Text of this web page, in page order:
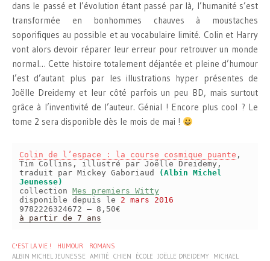
dans le passé et l’évolution étant passé par là, l’humanité s’est
transformée en bonhommes chauves à moustaches
soporifiques au possible et au vocabulaire limité. Colin et Harry
vont alors devoir réparer leur erreur pour retrouver un monde
normal… Cette histoire totalement déjantée et pleine d’humour
l’est d’autant plus par les illustrations hyper présentes de
Joëlle Dreidemy et leur côté parfois un peu BD, mais surtout
grâce à l’inventivité de l’auteur. Génial ! Encore plus cool ? Le
tome 2 sera disponible dès le mois de mai !
Colin de l’espace : la course cosmique puante ,
Tim Collins, illustré par Joëlle Dreidemy,
traduit par Mickey Gaboriaud
(Albin Michel
Jeunesse)
collection Mes premiers Witty
disponible depuis le 2 mars 2016
9782226324672 – 8,50€
à partir de 7 ans
C'EST LA VIE ! HUMOUR
ROMANS
ALBIN MICHEL JEUNESSE AMITIÉ CHIEN ÉCOLE JOËLLE DREIDEMY
MICHAEL